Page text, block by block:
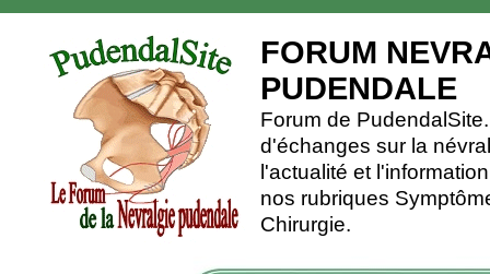
FORUM
PUDENDALE
Forum de
d'échanges sur la
l'actualité et
nos rubriques
Chirurgie.